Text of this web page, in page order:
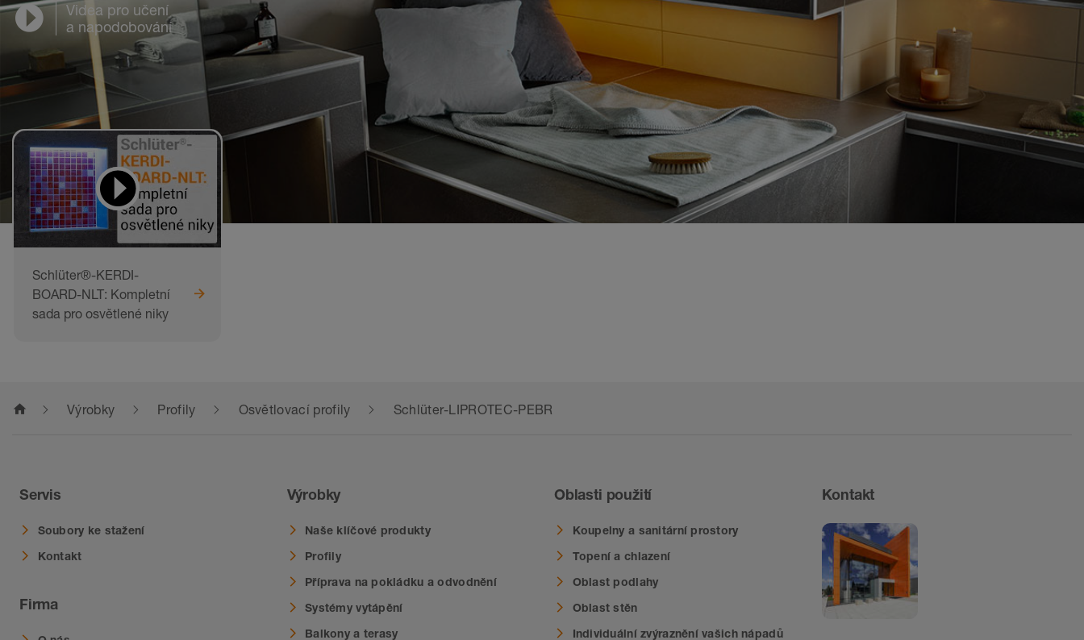
Videa pro učení
a napodobování
Schlüter®-KERDI-
BOARD-NLT: Kompletní
sada pro osvětlené niky
home Výrobky Profily Osvětlovací profily Schlüter-LIPROTEC-PEBR
Servis
Soubory ke stažení
Kontakt
Firma
Výrobky
Naše klíčové produkty
Profily
Příprava na pokládku a odvodnění
Systémy vytápění
Balkony a terasy
Oblasti použití
Koupelny a sanitární prostory
Topení a chlazení
Oblast podlahy
Oblast stěn
Individuální zvýraznění vašich nápadů
Kontakt